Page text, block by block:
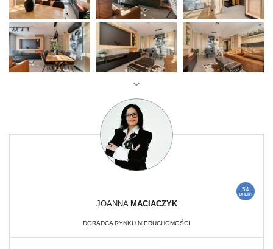
54
OFERT
JOANNA MACIACZYK
DORADCA RYNKU NIERUCHOMOŚCI